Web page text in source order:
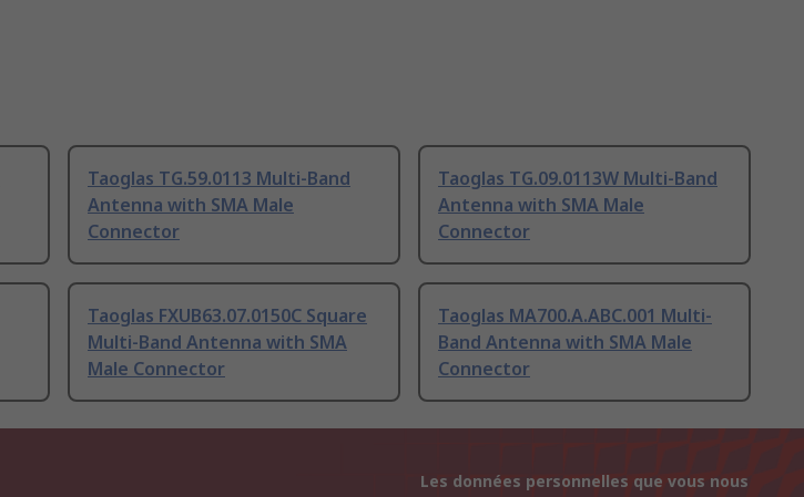
Taoglas TG.59.0113 Multi-Band
Antenna with SMA Male
Connector
Taoglas TG.09.0113W Multi-Band
Antenna with SMA Male
Connector
Taoglas FXUB63.07.0150C Square
Multi-Band Antenna with SMA
Male Connector
Taoglas MA700.A.ABC.001 Multi-
Band Antenna with SMA Male
Connector
Les données personnelles que vous nous